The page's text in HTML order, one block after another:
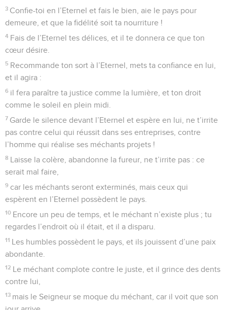
contre moi.
17 Seigneur, combien de temps le supporteras-tu ? Protège-
moi contre leurs actes de violence, protège ma vie contre les
lionceaux !
18
Je te louerai dans la grande assemblée, je te célébrerai au
milieu d’un peuple nombreux.
19
Ils sont à tort mes ennemis : qu’ils ne se réjouissent pas à
mon sujet ! *Ils me détestent sans raison : qu’ils ne
Oui, leur langage n’est pas celui de la paix, ils inventent
des mensonges contre les gens tranquilles du pays.
21
Ils ouvrent leur bouche contre moi, ils disent : « Ah ! ah !
Nous l’avons vu de nos yeux ! »
22
Eternel, tu as tout vu : ne reste pas silencieux ! Seigneur,
ne t’éloigne pas de moi !
23 Réveille-toi, lève-toi pour me faire justice, mon Dieu et
mon Seigneur, défends ma cause !
24
Juge-moi conformément à ta justice, Eternel, mon Dieu !
Qu’ils ne se réjouissent pas à mon sujet,
25
qu’ils ne disent pas dans leur cœur : « Ah ! voilà ce que
nous voulions ! » Qu’ils ne disent pas : « Nous l’avons
Que tous ensemble ils soient honteux et rougissent, ceux